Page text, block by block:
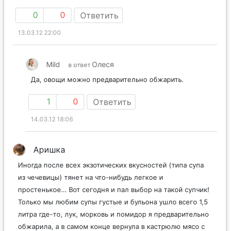
0 0 Ответить
13.03.12 22:00
Mild в ответ Олеся
Да, овощи можно предварительно обжарить.
1 0 Ответить
14.03.12 18:06
Аришка
Иногда после всех экзотических вкусностей (типа супа
из чечевицы) тянет на что-нибудь легкое и
простенькое… Вот сегодня и пал выбор на такой супчик!
Только мы любим супы густые и бульона ушло всего 1,5
литра где-то, лук, морковь и помидор я предварительно
обжарила, а в самом конце вернула в кастрюлю мясо с